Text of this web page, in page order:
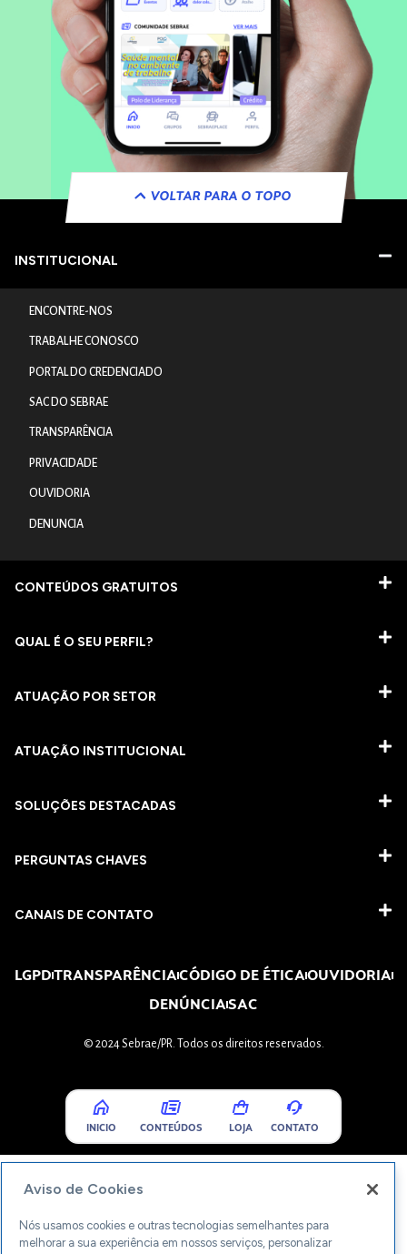
VOLTAR PARA O TOPO
INSTITUCIONAL
ENCONTRE-NOS
TRABALHE CONOSCO
PORTAL DO CREDENCIADO
SAC DO SEBRAE
TRANSPARÊNCIA
PRIVACIDADE
OUVIDORIA
DENUNCIA
CONTEÚDOS GRATUITOS
QUAL É O SEU PERFIL?
ATUAÇÃO POR SETOR
ATUAÇÃO INSTITUCIONAL
SOLUÇÕES DESTACADAS
PERGUNTAS CHAVES​
CANAIS DE CONTATO
LGPDTRANSPARÊNCIACÓDIGO DE ÉTICAOUVIDORIA
DENÚNCIASAC
© 2024 Sebrae/PR. Todos os direitos reservados.
INICIO CONTEÚDOS LOJA CONTATO
Aviso de Cookies
Nós usamos cookies e outras tecnologias semelhantes para
melhorar a sua experiência em nossos serviços, personalizar